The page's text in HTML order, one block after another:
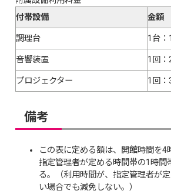
付帯設備
金額
調理台 1台：
音響装置 1回：
プロジェクター 1回：
備考
この表に定める額は、開館時間を4
指定管理者が定める時間帯の1時間
る。（利用時間が、指定管理者が
い場合でも減免しない。）